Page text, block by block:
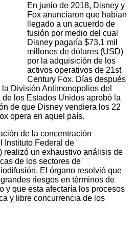
En junio de 2018, Disney y
Fox anunciaron que habían
llegado a un acuerdo de
fusión por medio del cual
Disney pagaría $73.1 mil
millones de dólares (USD)
por la adquisición de los
activos operativos de 21st
Century Fox. Días después
División Antimonopolios del
los Estados Unidos aprobó la
de que Disney vendiera los 22
opera en aquel país.
de la concentración
Instituto Federal de
realizó un exhaustivo análisis de
de los sectores de
El órgano resolvió que
riesgos en términos de
y que esta afectaría los procesos
y libre concurrencia de los